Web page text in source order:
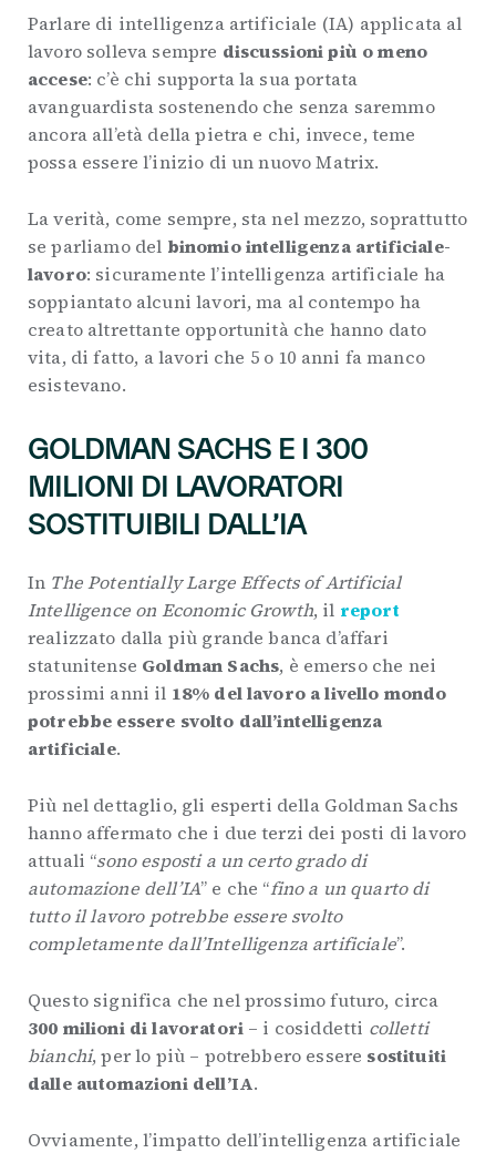
Parlare di intelligenza artificiale (IA) applicata al
lavoro solleva sempre discussioni più o meno
accese: c’è chi supporta la sua portata
avanguardista sostenendo che senza saremmo
ancora all’età della pietra e chi, invece, teme
possa essere l’inizio di un nuovo Matrix.
La verità, come sempre, sta nel mezzo, soprattutto
se parliamo del binomio intelligenza artificiale-
lavoro: sicuramente l’intelligenza artificiale ha
soppiantato alcuni lavori, ma al contempo ha
creato altrettante opportunità che hanno dato
vita, di fatto, a lavori che 5 o 10 anni fa manco
esistevano.
GOLDMAN SACHS E I 300
MILIONI DI LAVORATORI
SOSTITUIBILI DALL’IA
In ThePotentially Large Effects of Artificial
Intelligence on Economic Growth, il report
realizzato dalla più grande banca d’affari
statunitense Goldman Sachs, è emerso che nei
prossimi anni il 18% del lavoro a livello mondo
potrebbe essere svolto dall’intelligenza
artificiale.
Più nel dettaglio, gli esperti della Goldman Sachs
hanno affermato che i due terzi dei posti di lavoro
attuali “sono esposti a un certo grado di
automazione dell’IA” e che “fino a un quarto di
tutto il lavoro potrebbe essere svolto
completamente dall’Intelligenza artificiale”.
Questo significa che nel prossimo futuro, circa
300 milioni di lavoratori – i cosiddetti colletti
bianchi, per lo più – potrebbero essere sostituiti
dalle automazioni dell’IA.
Ovviamente, l’impatto dell’intelligenza artificiale